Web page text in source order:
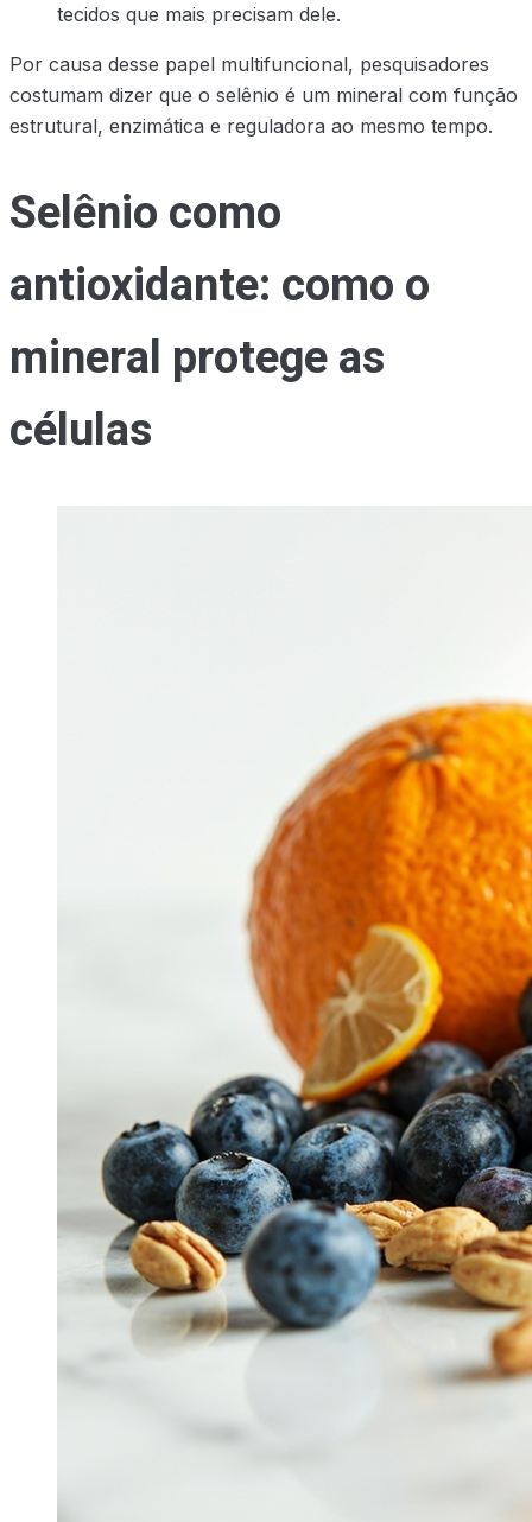
tecidos que mais precisam dele.
Por causa desse papel multifuncional, pesquisadores
costumam dizer que o selênio é um mineral com função
estrutural, enzimática e reguladora ao mesmo tempo.
Selênio como
antioxidante: como o
mineral protege as
células